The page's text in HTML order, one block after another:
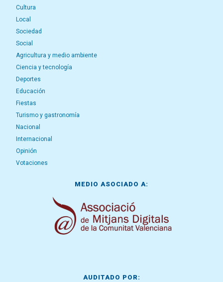
Cultura
Local
Sociedad
Social
Agricultura y medio ambiente
Ciencia y tecnología
Deportes
Educación
Fiestas
Turismo y gastronomía
Nacional
Internacional
Opinión
Votaciones
MEDIO ASOCIADO A:
AUDITADO POR: